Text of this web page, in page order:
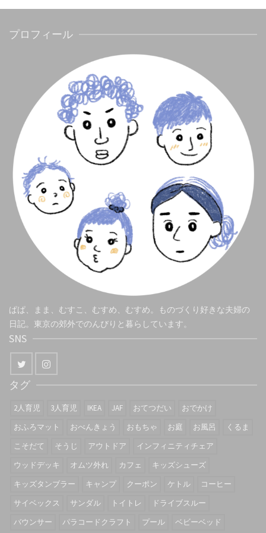
プロフィール
ぱぱ、まま、むすこ、むすめ、むすめ。ものづくり好きな夫婦の
日記。東京の郊外でのんびりと暮らしています。
SNS
タグ
2人育児 3人育児 IKEA JAF おてつだい
おでかけ
おふろマット
おべんきょう おもちゃ お庭 お風呂
くるま
こそだて
そうじ アウトドア
インフィニティチェア
ウッドデッキ
オムツ外れ カフェ
キッズシューズ
キッズタンブラー
キャンプ クーポン ケトル
コーヒー
サイベックス
サンダル トイトレ
ドライブスルー
バウンサー
パラコードクラフト プール ベビーベッド